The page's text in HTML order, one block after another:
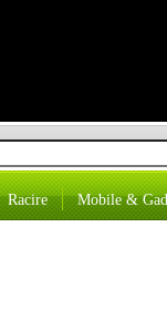
Racire Mobile &